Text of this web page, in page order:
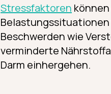
Stressfaktoren können
Belastungssituationen
Beschwerden wie
verminderte
Darm einhergehen.